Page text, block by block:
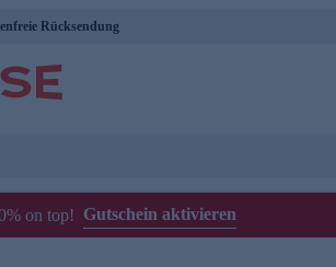
Rücksendung
on top! Gutschein aktivieren